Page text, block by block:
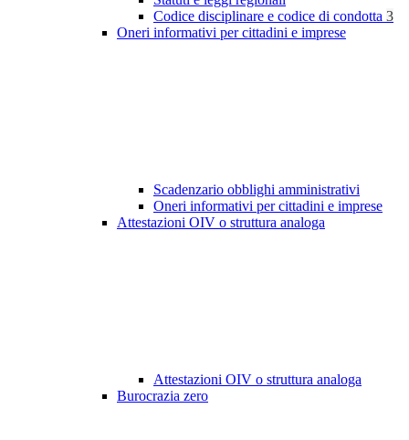
Codice disciplinare e codice di condotta 3
Oneri informativi per cittadini e imprese
Scadenzario obblighi amministrativi
Oneri informativi per cittadini e imprese
Attestazioni OIV o struttura analoga
Attestazioni OIV o struttura analoga
Burocrazia zero